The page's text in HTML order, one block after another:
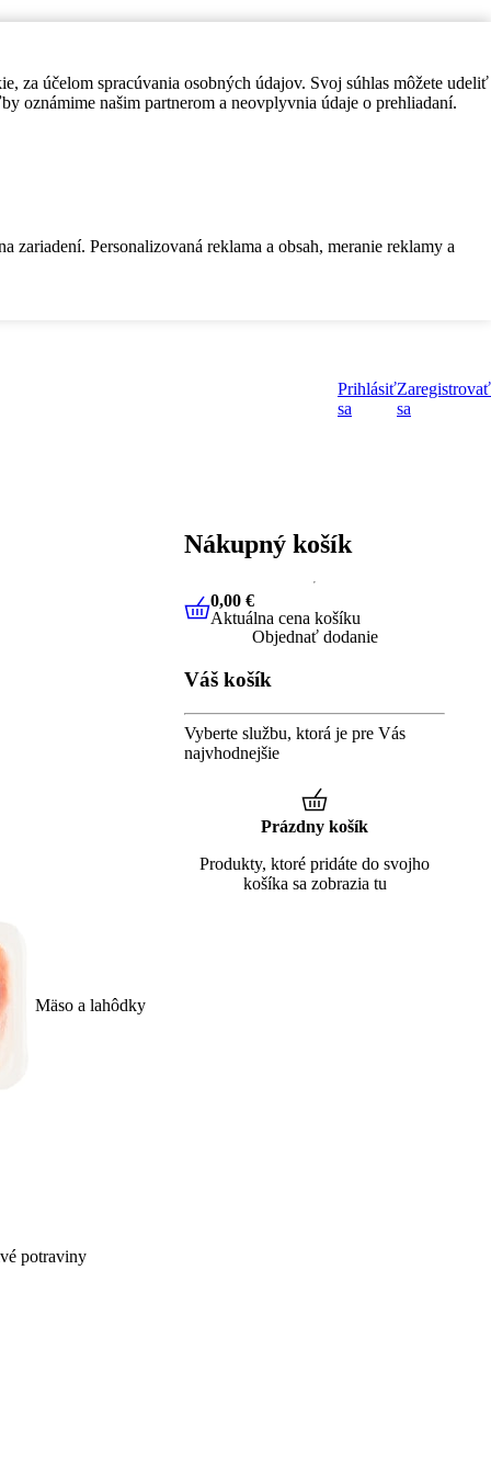
za účelom spracúvania osobných údajov. Svoj súhlas môžete udeliť
oznámime našim partnerom a neovplyvnia údaje o prehliadaní.
Personalizovaná reklama a obsah, meranie reklamy a
Prihlásiť
sa
Zaregistrovať
sa
Mäso a lahôdky
potraviny
Nákupný košík
0,00 €Aktuálna cena košíku
0,00 €
Aktuálna cena košíku
Objednať dodanie
Váš košík
Vyberte službu, ktorá je pre Vás
najvhodnejšie
Prázdny košík
Produkty, ktoré pridáte do svojho
košíka sa zobrazia tu